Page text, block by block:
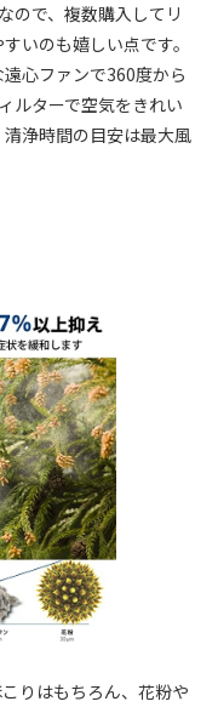
ので、複数購入してリ
いのも嬉しい点です。
心ファンで360度から
ルターで空気をきれい
浄時間の目安は最大風
りはもちろん、花粉や